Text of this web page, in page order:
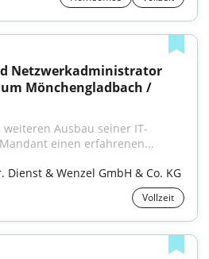
Netzwerkadministrator
Mönchengladbach /
weiteren Ausbau seiner IT-
einen erfahrenen...
Dienst & Wenzel GmbH & Co. KG
Vollzeit